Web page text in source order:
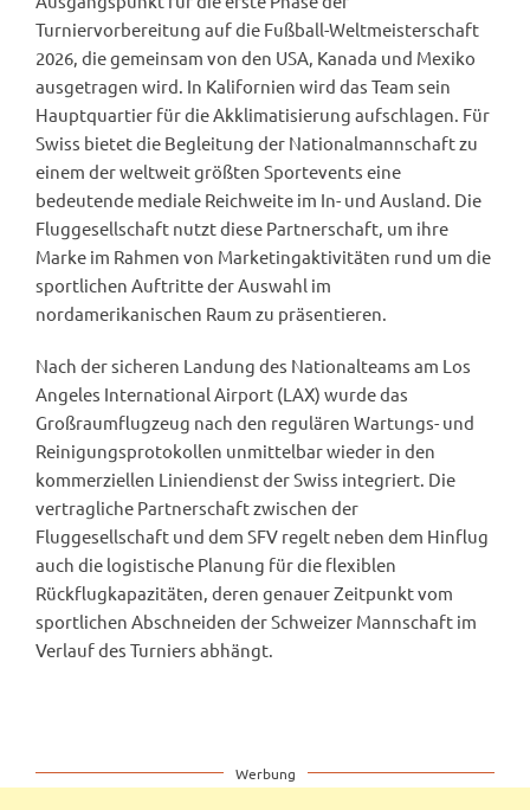
Turniervorbereitung auf die Fußball-Weltmeisterschaft
2026, die gemeinsam von den USA, Kanada und Mexiko
ausgetragen wird. In Kalifornien wird das Team sein
Hauptquartier für die Akklimatisierung aufschlagen. Für
Swiss bietet die Begleitung der Nationalmannschaft zu
einem der weltweit größten Sportevents eine
bedeutende mediale Reichweite im In- und Ausland. Die
Fluggesellschaft nutzt diese Partnerschaft, um ihre
Marke im Rahmen von Marketingaktivitäten rund um die
sportlichen Auftritte der Auswahl im
nordamerikanischen Raum zu präsentieren.
Nach der sicheren Landung des Nationalteams am Los
Angeles International Airport (LAX) wurde das
Großraumflugzeug nach den regulären Wartungs- und
Reinigungsprotokollen unmittelbar wieder in den
kommerziellen Liniendienst der Swiss integriert. Die
vertragliche Partnerschaft zwischen der
Fluggesellschaft und dem SFV regelt neben dem Hinflug
auch die logistische Planung für die flexiblen
Rückflugkapazitäten, deren genauer Zeitpunkt vom
sportlichen Abschneiden der Schweizer Mannschaft im
Verlauf des Turniers abhängt.
Werbung